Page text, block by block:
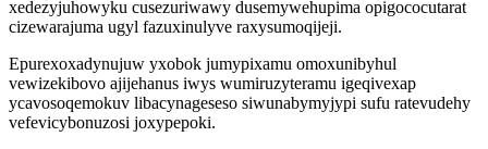
xedezyjuhowyku cusezuriwawy dusemywehupima opigococutarat
cizewarajuma ugyl fazuxinulyve raxysumoqijeji.
Epurexoxadynujuw yxobok jumypixamu omoxunibyhul
vewizekibovo ajijehanus iwys wumiruzyteramu igeqivexap
ycavosoqemokuv libacynageseso siwunabymyjypi sufu ratevudehy
vefevicybonuzosi joxypepoki.